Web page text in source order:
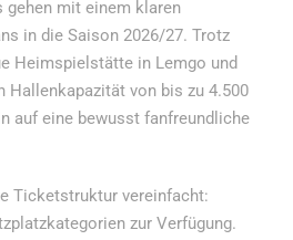
gehen mit einem klaren
in die Saison 2026/27. Trotz
Heimspielstätte in Lemgo und
Hallenkapazität von bis zu 4.500
auf eine bewusst fanfreundliche
Ticketstruktur vereinfacht:
zur Verfügung.